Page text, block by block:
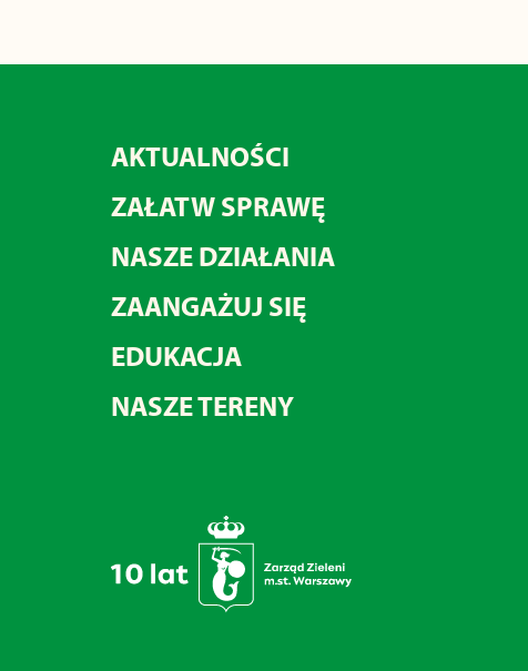
AKTUALNOŚCI
ZAŁATW SPRAWĘ
NASZE DZIAŁANIA
ZAANGAŻUJ SIĘ
EDUKACJA
NASZE TERENY